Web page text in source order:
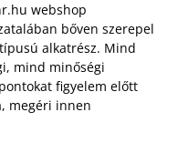
webshop
bőven szerepel
alkatrész. Mind
mind minőségi
figyelem előtt
megéri innen